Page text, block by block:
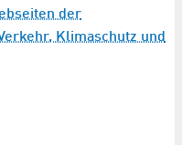
der
Klimaschutz und